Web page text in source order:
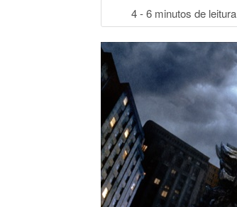
4 - 6 minutos de leitura